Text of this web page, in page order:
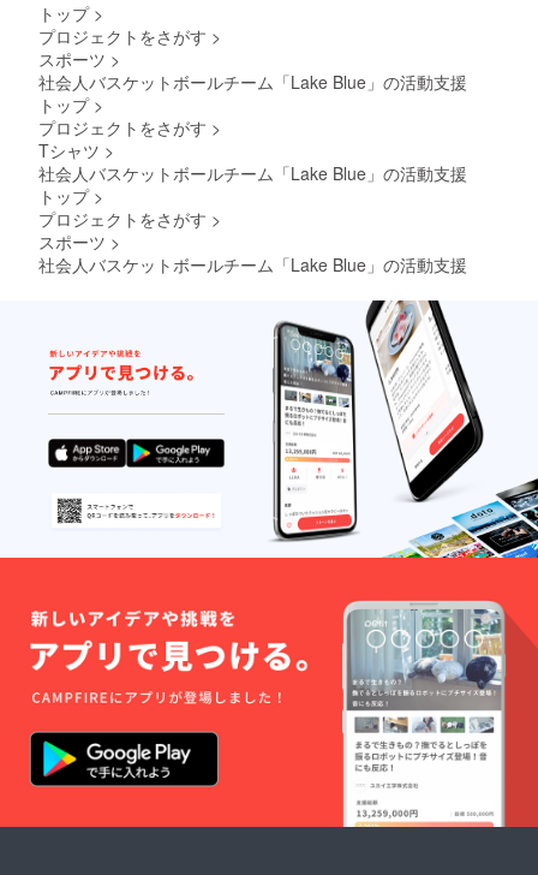
トップ >
プロジェクトをさがす >
スポーツ >
社会人バスケットボールチーム「Lake Blue」の活動支援
トップ >
プロジェクトをさがす >
Tシャツ >
社会人バスケットボールチーム「Lake Blue」の活動支援
トップ >
プロジェクトをさがす >
スポーツ >
社会人バスケットボールチーム「Lake Blue」の活動支援